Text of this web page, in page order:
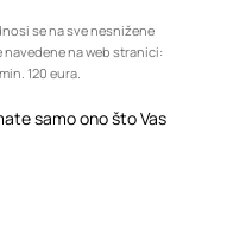
se na sve nesnižene
na web stranici:
120 eura.
samo ono što Vas